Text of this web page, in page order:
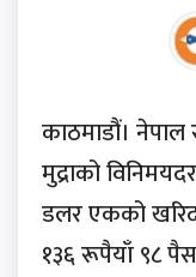
काठमाडौं। नेपाल
मुद्राको
डलर एकको
१३६ रूपैयाँ ९८